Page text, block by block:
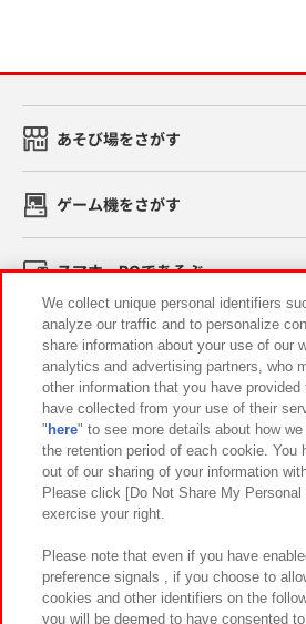
あそび場をさがす
ゲーム機をさがす
スマホ・PCであそぶ
イベント・キャンペーン
関連会社 サステナビリティ
プライバシーポリシー ウェブアクセシ
お取引先さまとともに
カスタマーハラスメント対応方針 よくあ
We collect unique personal identifiers
analyze our traffic and to personalize
share information about your use of our
analytics and advertising partners, who
other information that you have
have collected from your use of their
" here" to see more details about how
the retention period of each cookie. You
out of our sharing of your information
Please click [Do Not Share My
exercise your right.
Please note that even if you have
preference signals , if you choose to
cookies and other identifiers on the
you will be deemed to have consented